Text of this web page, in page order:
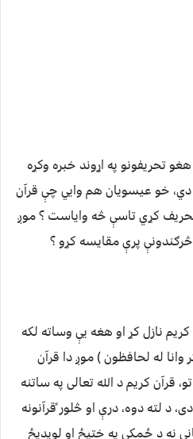
تحریفونو په اړوند خبره وکړه
خو عیسویان هم وایي چې قرآن
تحریف کړي تاسې څه وایاست ؟ موږ
پرې مقایسه کړو ؟
نازل کړ او هغه یې وساته لکه
وانا له لحافظون ) موږ دا قرآن
قرآن کریم د الله تعالی په ساتنه
د لته دوه، درې او څلور ًقرآنونه
نه د ځمکې په ختیځ او لویدیځ